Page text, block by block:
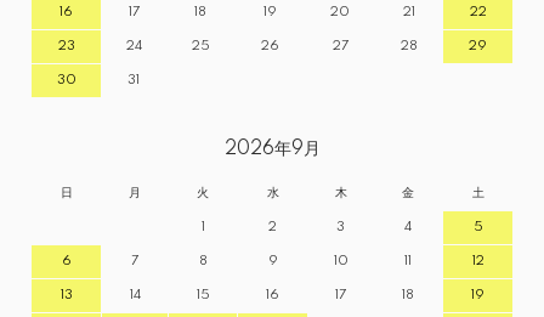
16 17 18 19 20 21 22
23 24 25 26 27 28 29
30 31
2026年9月
日 月 火 水 木 金 土
1 2 3 4 5
6 7 8 9 10 11 12
13 14 15 16 17 18 19